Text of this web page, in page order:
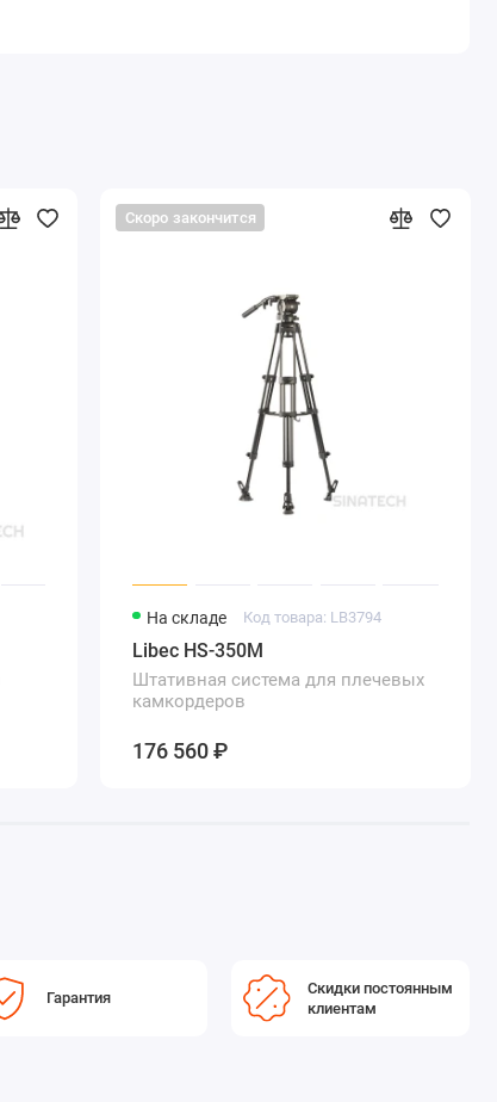
Скоро закончится
На складе Код товара: LB3794
Libec HS-350M
Штативная система для плечевых
камкордеров
176 560 ₽
Гарантия
Скидки постоянным
клиентам